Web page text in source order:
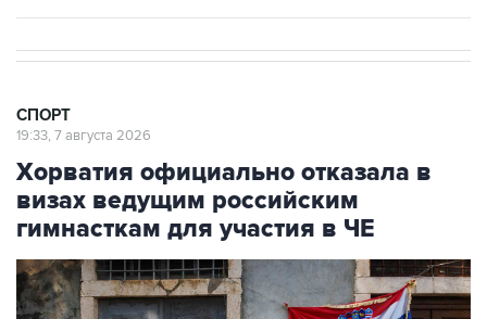
Хорватия официально отказала в
визах ведущим российским
гимнасткам для участия в ЧЕ